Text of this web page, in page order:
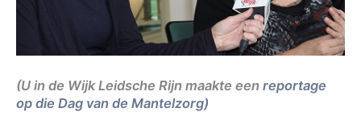
(U in de Wijk Leidsche Rijn maakte een reportage
op die Dag van de Mantelzorg)